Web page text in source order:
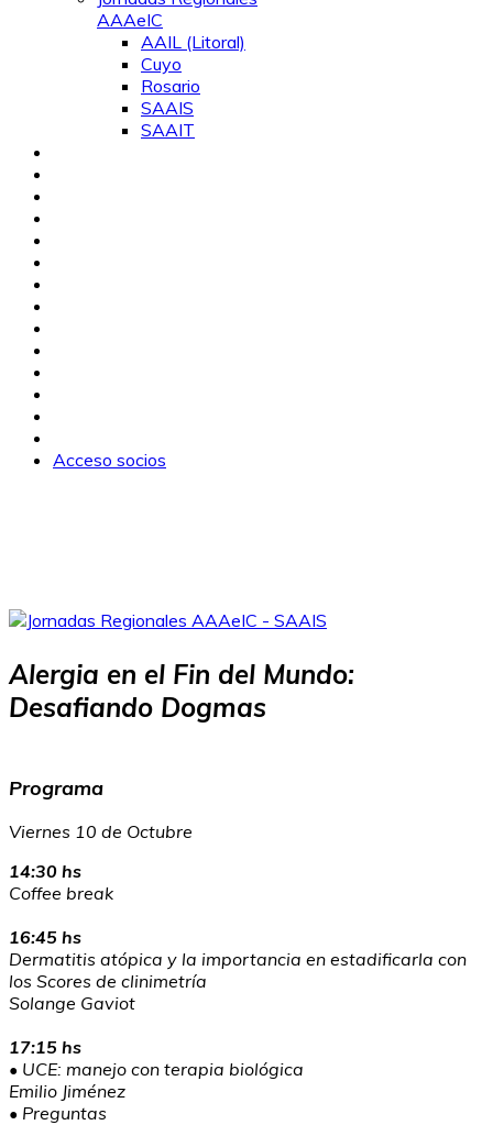
AAAeIC
AAIL (Litoral)
Cuyo
Rosario
SAAIS
SAAIT
Acceso socios
Alergia en el Fin del Mundo:
Desafiando Dogmas
Programa
Viernes 10 de Octubre
14:30 hs
Coffee break
16:45 hs
Dermatitis atópica y la importancia en estadificarla con
los Scores de clinimetría
Solange Gaviot
17:15 hs
• UCE: manejo con terapia biológica
Emilio Jiménez
• Preguntas